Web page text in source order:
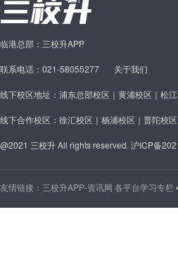
临港总部：三校升APP
联系电话：021-58055277 关于我们
线下校区地址：浦东总部校区｜黄浦校区｜松
线下合作校区：徐汇校区｜杨浦校区｜普陀校
@2021 三校升 All rights reserved. 沪ICP备
友情链接： 三校升APP-资讯网 各平台学习专栏